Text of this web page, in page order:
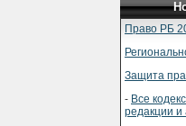
Право РБ
Защита
- Все
редакции и